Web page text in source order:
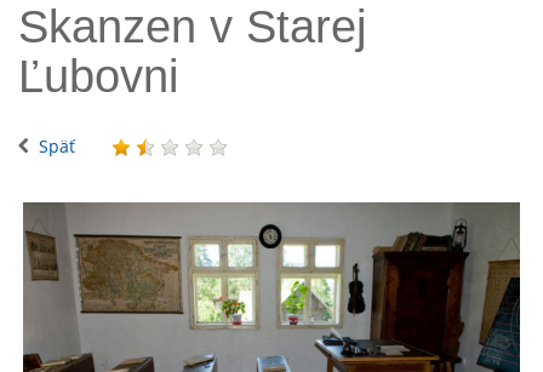
Skanzen v Starej
Ľubovni
Späť